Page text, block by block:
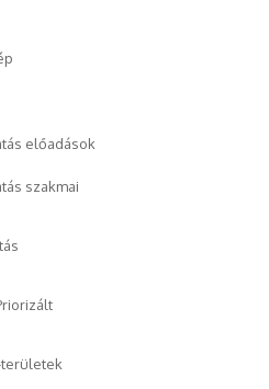
előadások
szakmai